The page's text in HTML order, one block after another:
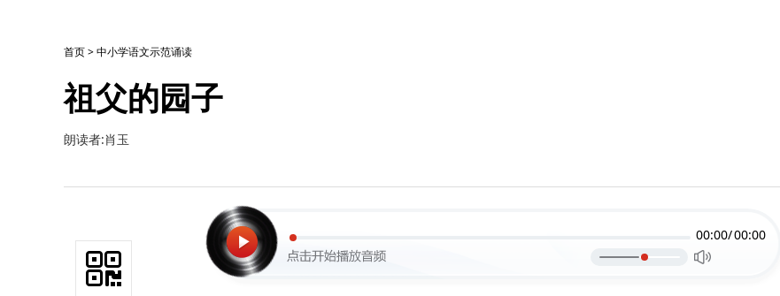
首页>中小学语文示范诵读
祖父的园子
朗读者:肖玉
00:00/00:00